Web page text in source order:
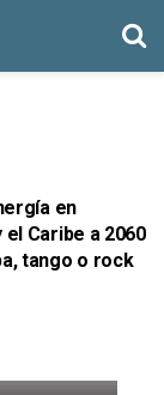
en
Caribe a 2060
tango o rock